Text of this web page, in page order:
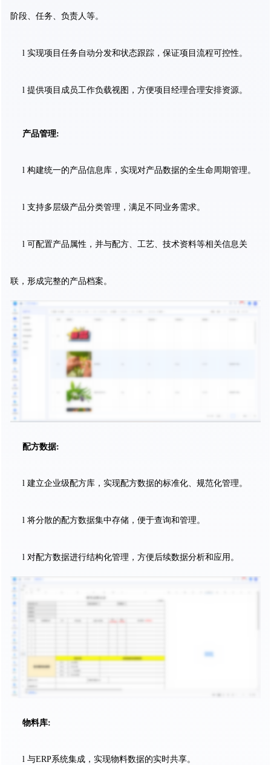
阶段、任务、负责人等。
l 实现项目任务自动分发和状态跟踪，保证项目流程可控性。
l 提供项目成员工作负载视图，方便项目经理合理安排资源。
产品管理:
l 构建统一的产品信息库，实现对产品数据的全生命周期管理。
l 支持多层级产品分类管理，满足不同业务需求。
l 可配置产品属性，并与配方、工艺、技术资料等相关信息关
联，形成完整的产品档案。
配方数据:
l 建立企业级配方库，实现配方数据的标准化、规范化管理。
l 将分散的配方数据集中存储，便于查询和管理。
l 对配方数据进行结构化管理，方便后续数据分析和应用。
物料库:
l 与ERP系统集成，实现物料数据的实时共享。